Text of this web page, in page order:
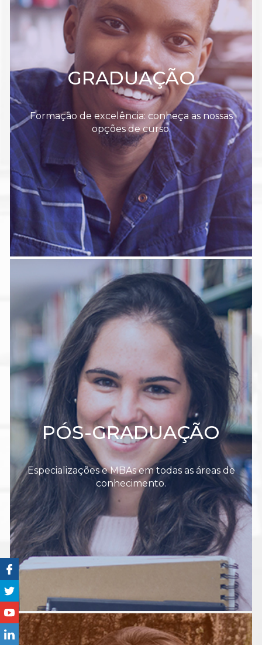
GRADUAÇÃO
Formação de excelência: conheça as nossas
opções de curso.
PÓS-GRADUAÇÃO
Especializações e MBAs em todas as áreas de
conhecimento.